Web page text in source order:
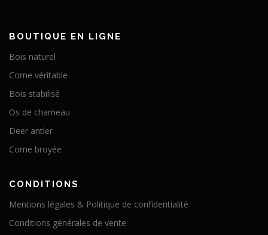
BOUTIQUE EN LIGNE
Bois naturel
Corne véritable
Bois stabilisé
Os de chameau
Deer antler
Corne broyée
CONDITIONS
Mentions légales & Politique de confidentialité
Conditions générales de vente